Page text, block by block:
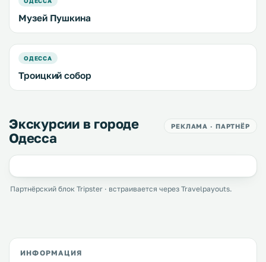
Музей Пушкина
ОДЕССА
Троицкий собор
Экскурсии в городе
Одесса
РЕКЛАМА · ПАРТНЁР
Партнёрский блок Tripster · встраивается через Travelpayouts.
ИНФОРМАЦИЯ